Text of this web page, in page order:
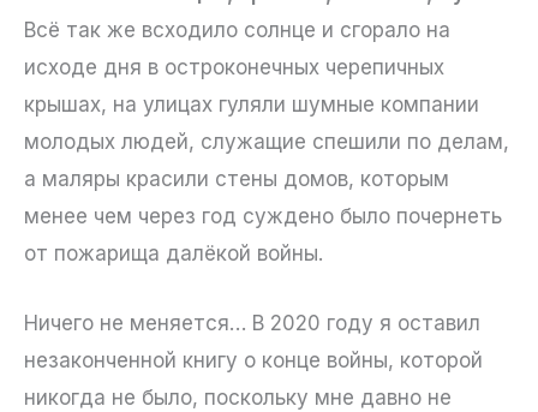
Всё так же всходило солнце и сгорало на
исходе дня в остроконечных черепичных
крышах, на улицах гуляли шумные компании
молодых людей, служащие спешили по делам,
а маляры красили стены домов, которым
менее чем через год суждено было почернеть
от пожарища далёкой войны.
Ничего не меняется… В 2020 году я оставил
незаконченной книгу о конце войны, которой
никогда не было, поскольку мне давно не